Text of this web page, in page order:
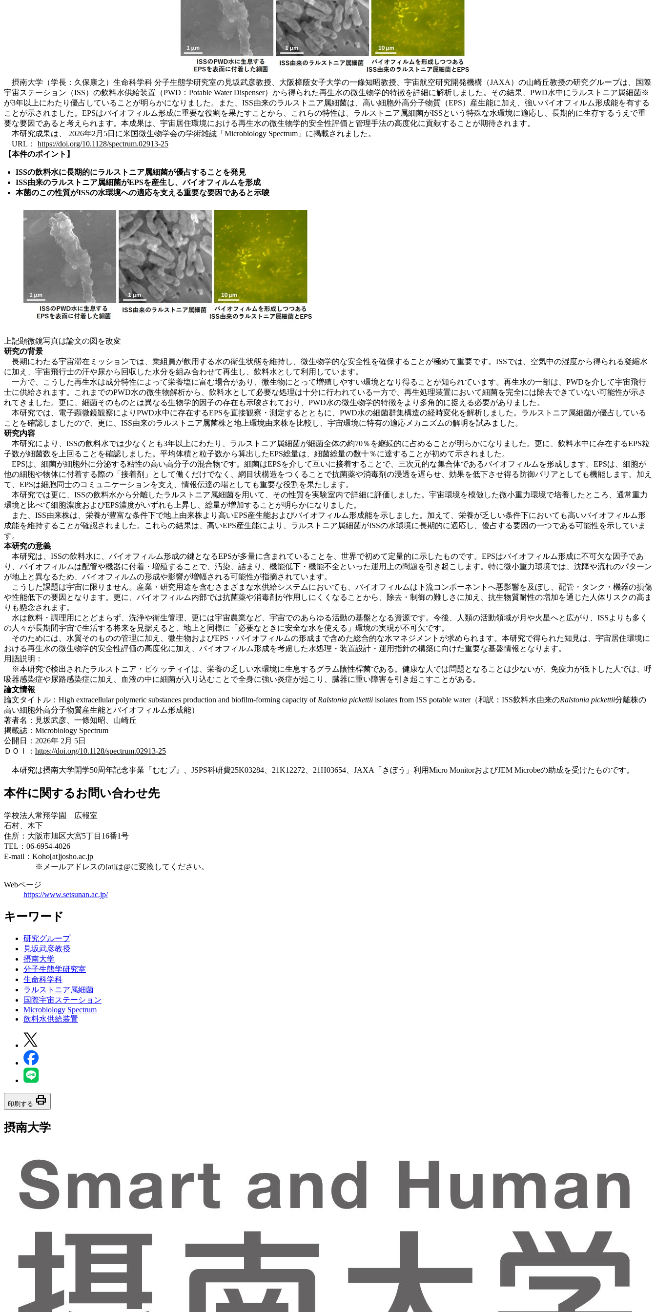
摂南大学（学長：久保康之）生命科学科 分子生態学研究室の見坂武彦教授、大阪樟蔭女子大学の一條知昭教授、宇宙航空研究開発機構（JAXA）の山崎丘教授の研究グループは、国際
宇宙ステーション（ISS）の飲料水供給装置（PWD：Potable Water Dispenser）から得られた再生水の微生物学的特徴を詳細に解析しました。その結果、PWD水中にラルストニア属細菌※
が3年以上にわたり優占していることが明らかになりました。また、ISS由来のラルストニア属細菌は、高い細胞外高分子物質（EPS）産生能に加え、強いバイオフィルム形成能を有する
ことが示されました。EPSはバイオフィルム形成に重要な役割を果たすことから、これらの特性は、ラルストニア属細菌がISSという特殊な水環境に適応し、長期的に生存するうえで重
要な要因であると考えられます。本成果は、宇宙居住環境における再生水の微生物学的安全性評価と管理手法の高度化に貢献することが期待されます。
本研究成果は、 2026年2月5日に米国微生物学会の学術雑誌「Microbiology Spectrum」に掲載されました。
URL： https://doi.org/10.1128/spectrum.02913-25
【本件のポイント】
ISSの飲料水に長期的にラルストニア属細菌が優占することを発見
ISS由来のラルストニア属細菌がEPSを産生し、バイオフィルムを形成
本菌のこの性質がISSの水環境への適応を支える重要な要因であると示唆
上記顕微鏡写真は論文の図を改変
研究の背景
長期にわたる宇宙滞在ミッションでは、乗組員が飲用する水の衛生状態を維持し、微生物学的な安全性を確保することが極めて重要です。ISSでは、空気中の湿度から得られる凝縮水
に加え、宇宙飛行士の汗や尿から回収した水分を組み合わせて再生し、飲料水として利用しています。
一方で、こうした再生水は成分特性によって栄養塩に富む場合があり、微生物にとって増殖しやすい環境となり得ることが知られています。再生水の一部は、PWDを介して宇宙飛行
士に供給されます。これまでのPWD水の微生物解析から、飲料水として必要な処理は十分に行われている一方で、再生処理装置において細菌を完全には除去できていない可能性が示さ
れてきました。更に、細菌そのものとは異なる生物学的因子の存在も示唆されており、PWD水の微生物学的特徴をより多角的に捉える必要がありました。
本研究では、電子顕微鏡観察によりPWD水中に存在するEPSを直接観察・測定するとともに、PWD水の細菌群集構造の経時変化を解析しました。ラルストニア属細菌が優占している
ことを確認しましたので、更に、ISS由来のラルストニア属菌株と地上環境由来株を比較し、宇宙環境に特有の適応メカニズムの解明を試みました。
研究内容
本研究により、ISSの飲料水では少なくとも3年以上にわたり、ラルストニア属細菌が細菌全体の約70％を継続的に占めることが明らかになりました。更に、飲料水中に存在するEPS粒
子数が細菌数を上回ることを確認しました。平均体積と粒子数から算出したEPS総量は、細菌総量の数十％に達することが初めて示されました。
EPSは、細菌が細胞外に分泌する粘性の高い高分子の混合物です。細菌はEPSを介して互いに接着することで、三次元的な集合体であるバイオフィルムを形成します。EPSは、細胞が
他の細胞や物体に付着する際の「接着剤」として働くだけでなく、網目状構造をつくることで抗菌薬や消毒剤の浸透を遅らせ、効果を低下させ得る防御バリアとしても機能します。加え
て、EPSは細胞同士のコミュニケーションを支え、情報伝達の場としても重要な役割を果たします。
本研究では更に、ISSの飲料水から分離したラルストニア属細菌を用いて、その性質を実験室内で詳細に評価しました。宇宙環境を模倣した微小重力環境で培養したところ、通常重力
環境と比べて細胞濃度およびEPS濃度がいずれも上昇し、総量が増加することが明らかになりました。
また、ISS由来株は、栄養が豊富な条件下で地上由来株より高いEPS産生能およびバイオフィルム形成能を示しました。加えて、栄養が乏しい条件下においても高いバイオフィルム形
成能を維持することが確認されました。これらの結果は、高いEPS産生能により、ラルストニア属細菌がISSの水環境に長期的に適応し、優占する要因の一つである可能性を示していま
す。
本研究の意義
本研究は、ISSの飲料水に、バイオフィルム形成の鍵となるEPSが多量に含まれていることを、世界で初めて定量的に示したものです。EPSはバイオフィルム形成に不可欠な因子であ
り、バイオフィルムは配管や機器に付着・増殖することで、汚染、詰まり、機能低下・機能不全といった運用上の問題を引き起こします。特に微小重力環境では、沈降や流れのパターン
が地上と異なるため、バイオフィルムの形成や影響が増幅される可能性が指摘されています。
こうした課題は宇宙に限りません。産業・研究用途を含むさまざまな水供給システムにおいても、バイオフィルムは下流コンポーネントへ悪影響を及ぼし、配管・タンク・機器の損傷
や性能低下の要因となります。更に、バイオフィルム内部では抗菌薬や消毒剤が作用しにくくなることから、除去・制御の難しさに加え、抗生物質耐性の増加を通じた人体リスクの高ま
りも懸念されます。
水は飲料・調理用にとどまらず、洗浄や衛生管理、更には宇宙農業など、宇宙でのあらゆる活動の基盤となる資源です。今後、人類の活動領域が月や火星へと広がり、ISSよりも多く
の人々が長期間宇宙で生活する将来を見据えると、地上と同様に「必要なときに安全な水を使える」環境の実現が不可欠です。
そのためには、水質そのものの管理に加え、微生物およびEPS・バイオフィルムの形成まで含めた総合的な水マネジメントが求められます。本研究で得られた知見は、宇宙居住環境に
おける再生水の微生物学的安全性評価の高度化に加え、バイオフィルム形成を考慮した水処理・装置設計・運用指針の構築に向けた重要な基盤情報となります。
用語説明：
※本研究で検出されたラルストニア・ピケッティイは、栄養の乏しい水環境に生息するグラム陰性桿菌である。健康な人では問題となることは少ないが、免疫力が低下した人では、呼
吸器感染症や尿路感染症に加え、血液の中に細菌が入り込むことで全身に強い炎症が起こり、臓器に重い障害を引き起こすことがある。
論文情報
論文タイトル：High extracellular polymeric substances production and biofilm-forming capacity of Ralstonia pickettii isolates from ISS potable water（和訳：ISS飲料水由来のRalstonia pickettii分離株の
高い細胞外高分子物質産生能とバイオフィルム形成能）
著者名：見坂武彦、一條知昭、山崎丘
掲載誌：Microbiology Spectrum
公開日：2026年 2月 5日
ＤＯＩ： https://doi.org/10.1128/spectrum.02913-25
本研究は摂南大学開学50周年記念事業『むむプ』、JSPS科研費25K03284、21K12272、21H03654、JAXA「きぼう」利用Micro MonitorおよびJEM Microbeの助成を受けたものです。
本件に関するお問い合わせ先
学校法人常翔学園 広報室
石村、木下
住所：大阪市旭区大宮5丁目16番1号
TEL：06-6954-4026
E-mail：Koho[at]josho.ac.jp
※メールアドレスの[at]は@に変換してください。
Webページ
https://www.setsunan.ac.jp/
キーワード
研究グループ
見坂武彦教授
摂南大学
分子生態学研究室
生命科学科
ラルストニア属細菌
国際宇宙ステーション
Microbiology Spectrum
飲料水供給装置
印刷する print
摂南大学